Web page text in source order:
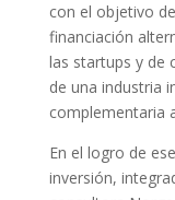
con el objetivo
financiación
las startups y de
de una industria
complementaria
En el logro de
inversión,